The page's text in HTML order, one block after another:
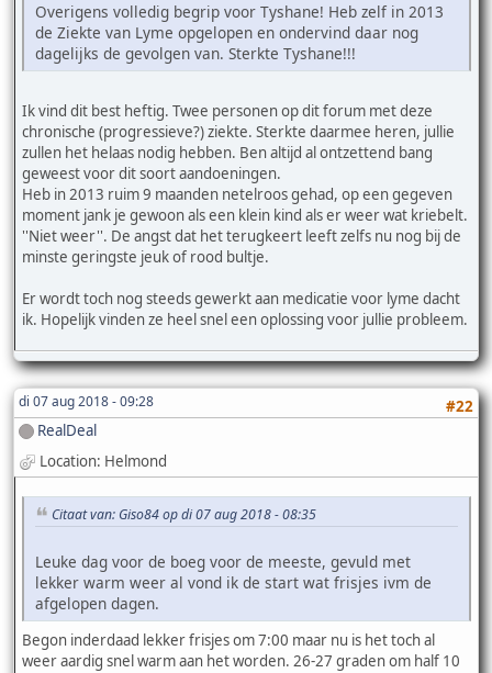
Overigens volledig begrip voor Tyshane! Heb zelf in 2013
de Ziekte van Lyme opgelopen en ondervind daar nog
dagelijks de gevolgen van. Sterkte Tyshane!!!
Ik vind dit best heftig. Twee personen op dit forum met deze
chronische (progressieve?) ziekte. Sterkte daarmee heren, jullie
zullen het helaas nodig hebben. Ben altijd al ontzettend bang
geweest voor dit soort aandoeningen.
Heb in 2013 ruim 9 maanden netelroos gehad, op een gegeven
moment jank je gewoon als een klein kind als er weer wat kriebelt.
''Niet weer''. De angst dat het terugkeert leeft zelfs nu nog bij de
minste geringste jeuk of rood bultje.
Er wordt toch nog steeds gewerkt aan medicatie voor lyme dacht
ik. Hopelijk vinden ze heel snel een oplossing voor jullie probleem.
di 07 aug 2018 - 09:28
#22
RealDeal
Location: Helmond
Citaat van: Giso84 op di 07 aug 2018 - 08:35
Leuke dag voor de boeg voor de meeste, gevuld met
lekker warm weer al vond ik de start wat frisjes ivm de
afgelopen dagen.
Begon inderdaad lekker frisjes om 7:00 maar nu is het toch al
weer aardig snel warm aan het worden. 26-27 graden om half 10